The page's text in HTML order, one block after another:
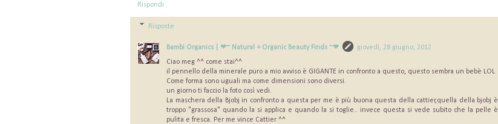
Rispondi
Risposte
Bambi Organics | ❤~ Natural + Organic Beauty Finds ~❤
giovedì, 28 giugno, 2012
Ciao meg ^^ come stai^^
il pennello della minerale puro a mio avviso è GIGANTE in confronto a questo, questo sembra un bebè LOL
Come forma sono uguali ma come dimensioni sono diversi.
un giorno ti faccio la foto così vedi.
La maschera della Bjobj in confronto a questa per me è più buona questa della cattier,quella della bjobj è
troppo "grassosa" quando la si applica e quando la si toglie.. invece questa si vede subito che la pelle è
pulita e fresca. Per me vince Cattier ^^